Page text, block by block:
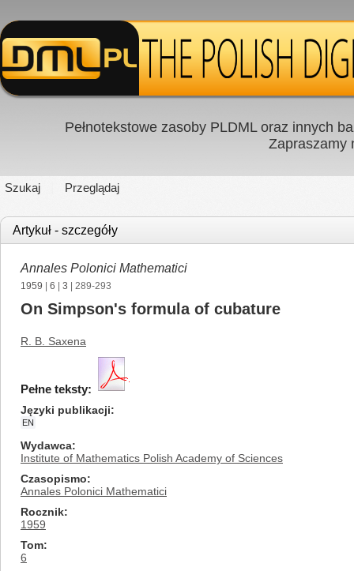
Pełnotekstowe zasoby PLDML oraz innych
Zapraszamy
Szukaj Przeglądaj
Artykuł - szczegóły
Annales Polonici Mathematici
1959 6 3 | 289-293
On Simpson's formula of cubature
R. B. Saxena
Pełne teksty:
Języki publikacji
EN
Wydawca
Institute of Mathematics Polish Academy of Sciences
Czasopismo
Annales Polonici Mathematici
Rocznik
1959
Tom
6